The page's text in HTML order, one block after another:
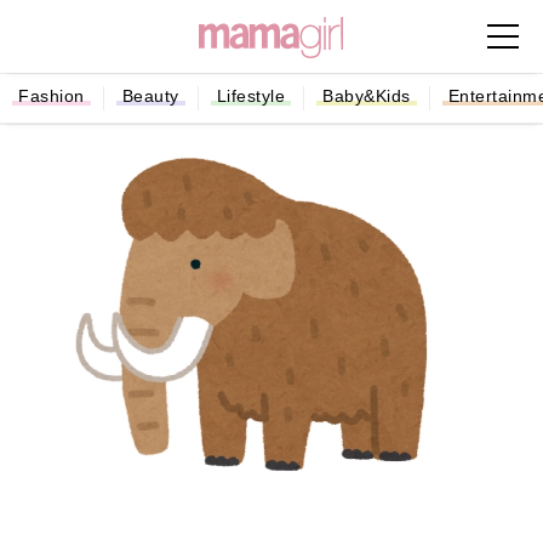
Fashion Beauty Lifestyle Baby&Kids